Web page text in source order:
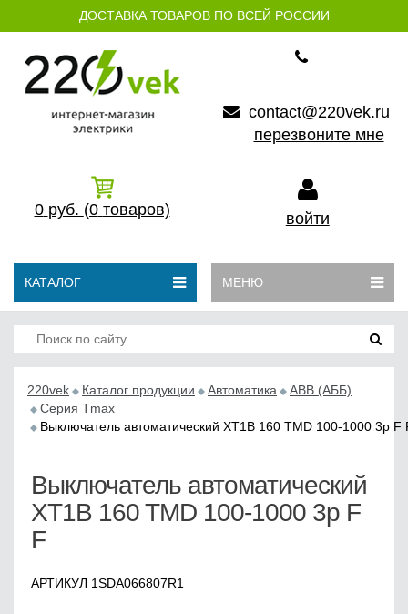
ДОСТАВКА ТОВАРОВ ПО ВСЕЙ РОССИИ
contact@220vek.ru
перезвоните мне
0 руб. (0 товаров) войти
КАТАЛОГ МЕНЮ
220vek Каталог продукции Автоматика
АВB (АББ)
Серия Tmax
Выключатель автоматический XT1B 160 TMD 100-1000 3p F
Выключатель автоматический
XT1B 160 TMD 100-1000 3p F
F
АРТИКУЛ 1SDA066807R1